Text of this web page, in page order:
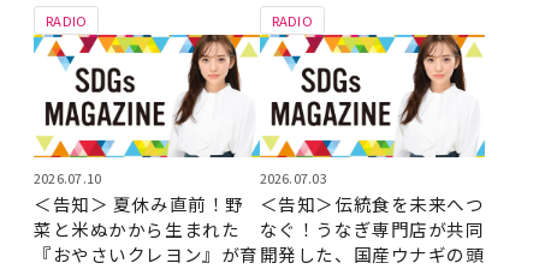
RADIO RADIO
2026.07.10
＜告知＞ 夏休み直前！野
菜と米ぬかから生まれた
『おやさいクレヨン』が育
2026.07.03
＜告知＞伝統食を未来へつ
なぐ！うなぎ専門店が共同
開発した、国産ウナギの頭